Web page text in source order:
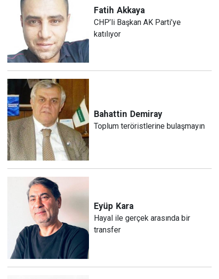
Fatih Akkaya
CHP’li Başkan AK Parti’ye
katılıyor
Bahattin Demiray
Toplum teröristlerine bulaşmayın
Eyüp Kara
Hayal ile gerçek arasında bir
transfer